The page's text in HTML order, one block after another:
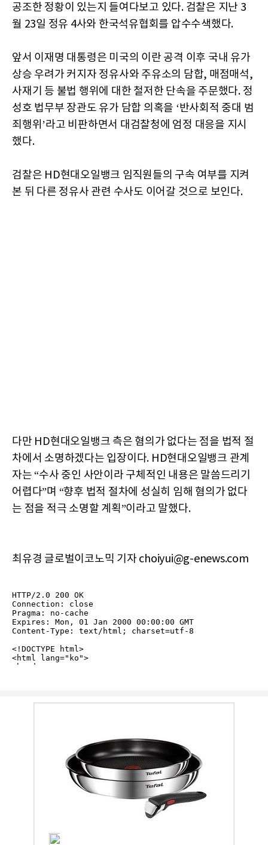
공조한 정황이 있는지 들여다보고 있다. 검찰은 지난 3
월 23일 정유 4사와 한국석유협회를 압수수색했다.
앞서 이재명 대통령은 미국의 이란 공격 이후 국내 유가
상승 우려가 커지자 정유사와 주유소의 담합, 매점매석,
사재기 등 불법 행위에 대한 철저한 단속을 주문했다. 정
성호 법무부 장관도 유가 담합 의혹을 ‘반사회적 중대 범
죄행위’라고 비판하면서 대검찰청에 엄정 대응을 지시
했다.
검찰은 HD현대오일뱅크 임직원들의 구속 여부를 지켜
본 뒤 다른 정유사 관련 수사도 이어갈 것으로 보인다.
다만 HD현대오일뱅크 측은 혐의가 없다는 점을 법적 절
차에서 소명하겠다는 입장이다. HD현대오일뱅크 관계
자는 “수사 중인 사안이라 구체적인 내용은 말씀드리기
어렵다”며 “향후 법적 절차에 성실히 임해 혐의가 없다
는 점을 적극 소명할 계획”이라고 말했다.
최유경 글로벌이코노믹 기자 choiyui@g-enews.com